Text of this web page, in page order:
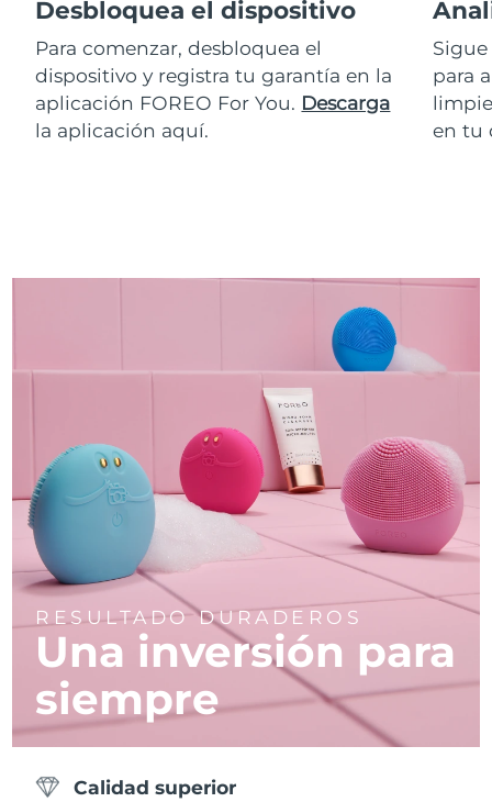
Desbloquea el dispositivo
Para comenzar, desbloquea el
dispositivo y registra tu garantía en la
aplicación FOREO For You. Descarga
la aplicación aquí.
para
en tu
RESULTADO DURADEROS
Una inversión para
siempre
Calidad superior